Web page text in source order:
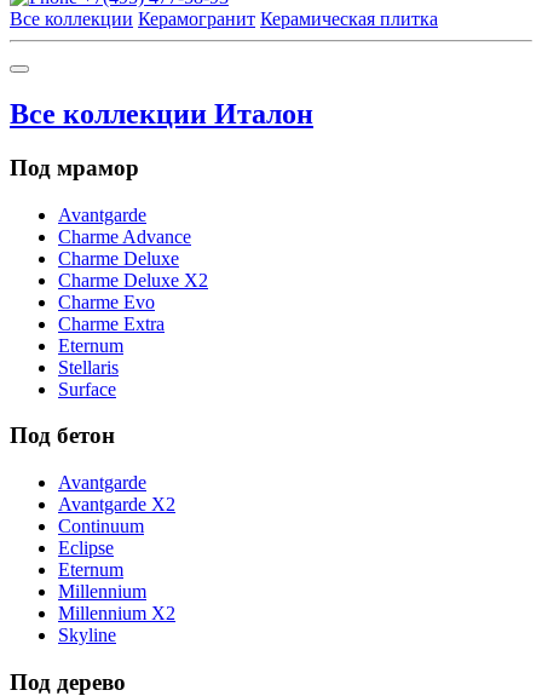
Все коллекции Керамогранит Керамическая плитка
Все коллекции Италон
Под мрамор
Avantgarde
Charme Advance
Charme Deluxe
Charme Deluxe X2
Charme Evo
Charme Extra
Eternum
Stellaris
Surface
Под бетон
Avantgarde
Avantgarde X2
Continuum
Eclipse
Eternum
Millennium
Millennium X2
Skyline
Под дерево